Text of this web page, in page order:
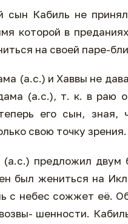
сын Кабиль не
которой в
на своей паре-
(а.с.) и Хаввы не
(а.с.), т. к. в раю
его сын, зная,
свою точку зрения.
(а.с.) предложил двум
был жениться на
с небес сожжет её.
шенности.